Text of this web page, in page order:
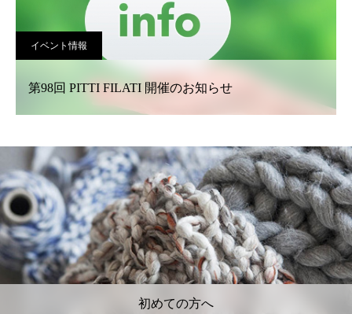
イベント情報
第98回 PITTI FILATI 開催のお知らせ
初めての方へ